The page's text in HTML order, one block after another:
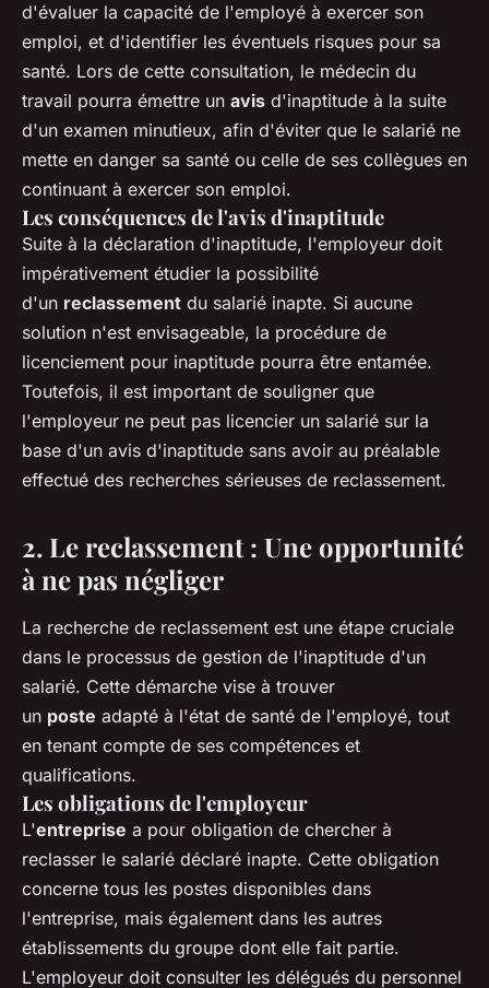
d'évaluer la capacité de l'employé à exercer son
emploi, et d'identifier les éventuels risques pour sa
santé. Lors de cette consultation, le médecin du
travail pourra émettre un avis d'inaptitude à la suite
d'un examen minutieux, afin d'éviter que le salarié ne
mette en danger sa santé ou celle de ses collègues en
continuant à exercer son emploi.
Les conséquences de l'avis d'inaptitude
Suite à la déclaration d'inaptitude, l'employeur doit
impérativement étudier la possibilité
d'un reclassement du salarié inapte. Si aucune
solution n'est envisageable, la procédure de
licenciement pour inaptitude pourra être entamée.
Toutefois, il est important de souligner que
l'employeur ne peut pas licencier un salarié sur la
base d'un avis d'inaptitude sans avoir au préalable
effectué des recherches sérieuses de reclassement.
2. Le reclassement : Une opportunité
à ne pas négliger
La recherche de reclassement est une étape cruciale
dans le processus de gestion de l'inaptitude d'un
salarié. Cette démarche vise à trouver
un poste adapté à l'état de santé de l'employé, tout
en tenant compte de ses compétences et
qualifications.
Les obligations de l'employeur
L'entreprise a pour obligation de chercher à
reclasser le salarié déclaré inapte. Cette obligation
concerne tous les postes disponibles dans
l'entreprise, mais également dans les autres
établissements du groupe dont elle fait partie.
L'employeur doit consulter les délégués du personnel